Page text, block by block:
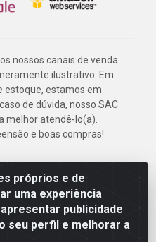
próprios e de
uma experiência
publicidade
seu perfil e melhorar a
nossos canais de venda
ilustrativo. Em
estoque, estamos em
de dúvida, nosso SAC
melhor atendê-lo(a).
e boas compras!
Mascarenhas de Morais, 2471 -
001 - CNPJ 24.150.377/0003-